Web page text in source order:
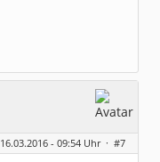
16.03.2016 - 09:54 Uhr · #7